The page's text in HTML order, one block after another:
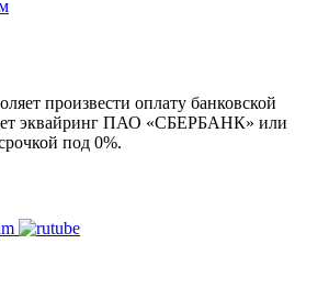
произвести оплату банковской
эквайринг ПАО «СБЕРБАНК» или
под 0%.